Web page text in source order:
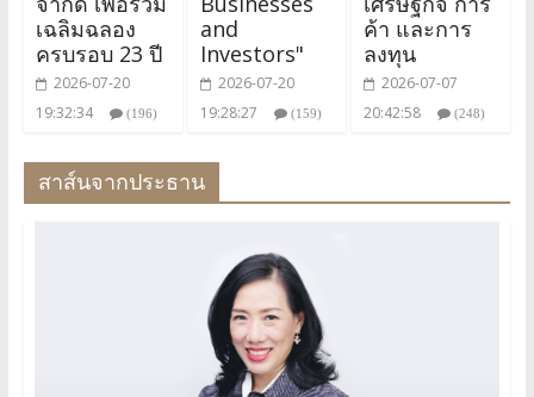
เฉลิมฉลอง
ครบรอบ 23 ปี
2026-07-20
19:32:34
(196)
and
Investors"
2026-07-20
19:28:27
(159)
ค้า และการ
ลงทุน
2026-07-07
20:42:58
(248)
สาส์นจากประธาน